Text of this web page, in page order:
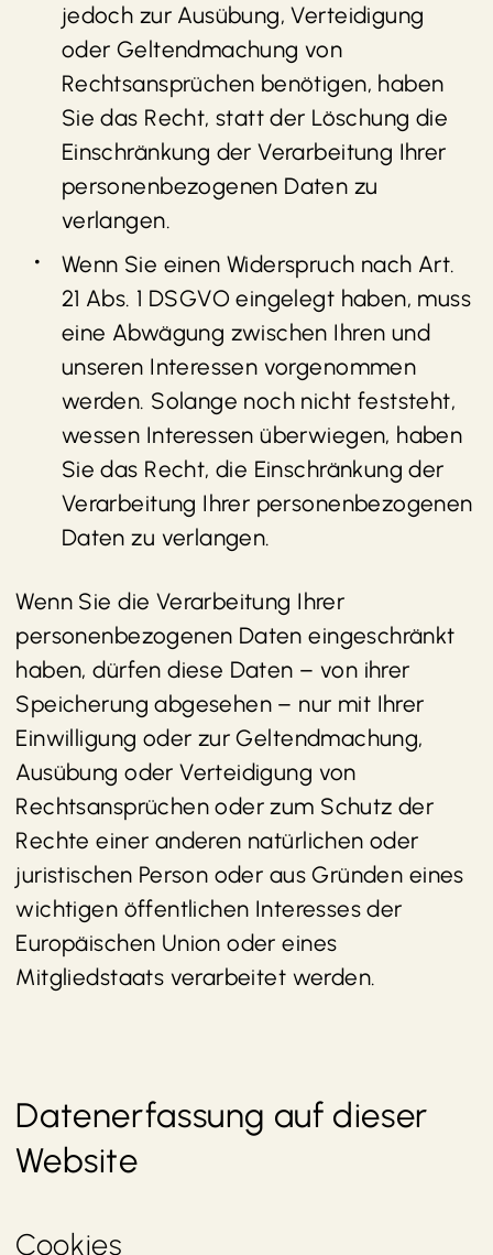
jedoch zur Ausübung, Verteidigung
oder Geltendmachung von
Rechtsansprüchen benötigen, haben
Sie das Recht, statt der Löschung die
Einschränkung der Verarbeitung Ihrer
personenbezogenen Daten zu
verlangen.
Wenn Sie einen Widerspruch nach Art.
21 Abs. 1 DSGVO eingelegt haben, muss
eine Abwägung zwischen Ihren und
unseren Interessen vorgenommen
werden. Solange noch nicht feststeht,
wessen Interessen überwiegen, haben
Sie das Recht, die Einschränkung der
Verarbeitung Ihrer personenbezogenen
Daten zu verlangen.
Wenn Sie die Verarbeitung Ihrer
personenbezogenen Daten eingeschränkt
haben, dürfen diese Daten – von ihrer
Speicherung abgesehen – nur mit Ihrer
Einwilligung oder zur Geltendmachung,
Ausübung oder Verteidigung von
Rechtsansprüchen oder zum Schutz der
Rechte einer anderen natürlichen oder
juristischen Person oder aus Gründen eines
wichtigen öffentlichen Interesses der
Europäischen Union oder eines
Mitgliedstaats verarbeitet werden.
Datenerfassung auf dieser
Website
Cookies